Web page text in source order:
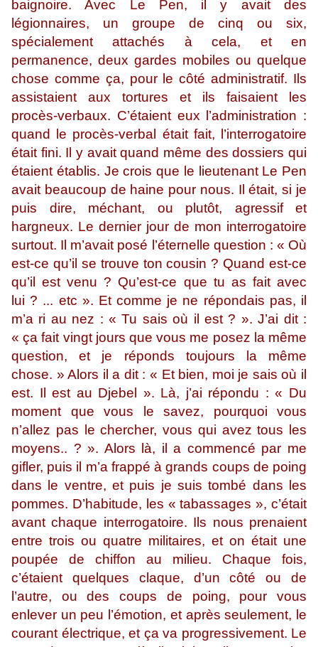
baignoire. Avec Le Pen, il y avait des
légionnaires, un groupe de cinq ou six,
spécialement attachés à cela, et en
permanence, deux gardes mobiles ou quelque
chose comme ça, pour le côté administratif. Ils
assistaient aux tortures et ils faisaient les
procès-verbaux. C’étaient eux l’administration :
quand le procès-verbal était fait, l’interrogatoire
était fini. Il y avait quand même des dossiers qui
étaient établis. Je crois que le lieutenant Le Pen
avait beaucoup de haine pour nous. Il était, si je
puis dire, méchant, ou plutôt, agressif et
hargneux. Le dernier jour de mon interrogatoire
surtout. Il m’avait posé l’éternelle question : « Où
est-ce qu’il se trouve ton cousin ? Quand est-ce
qu’il est venu ? Qu’est-ce que tu as fait avec
lui ? ... etc ». Et comme je ne répondais pas, il
m’a ri au nez : « Tu sais où il est ? ». J’ai dit :
« ça fait vingt jours que vous me posez la même
question, et je réponds toujours la même
chose. » Alors il a dit : « Et bien, moi je sais où il
est. Il est au Djebel ». Là, j’ai répondu : « Du
moment que vous le savez, pourquoi vous
n’allez pas le chercher, vous qui avez tous les
moyens.. ? ». Alors là, il a commencé par me
gifler, puis il m’a frappé à grands coups de poing
dans le ventre, et puis je suis tombé dans les
pommes. D’habitude, les « tabassages », c’était
avant chaque interrogatoire. Ils nous prenaient
entre trois ou quatre militaires, et on était une
poupée de chiffon au milieu. Chaque fois,
c’étaient quelques claque, d’un côté ou de
l’autre, ou des coups de poing, pour vous
enlever un peu l’émotion, et après seulement, le
courant électrique, et ça va progressivement. Le